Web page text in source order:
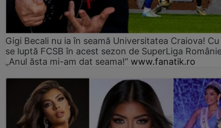
Gigi Becali nu ia în seamă Universitatea Craiova!
se luptă FCSB în acest sezon de SuperLiga
„Anul ăsta mi-am dat seama!” www.fanatik.ro